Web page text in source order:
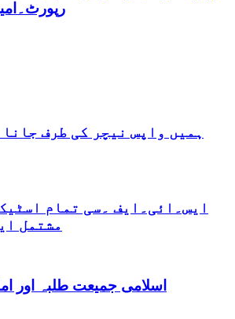
ہمیں واپس نیچر کی طرف
ایس۔ائی۔ایف ۔سی تمام
مشتمل
اسلامی جمیعت طلبہ اور